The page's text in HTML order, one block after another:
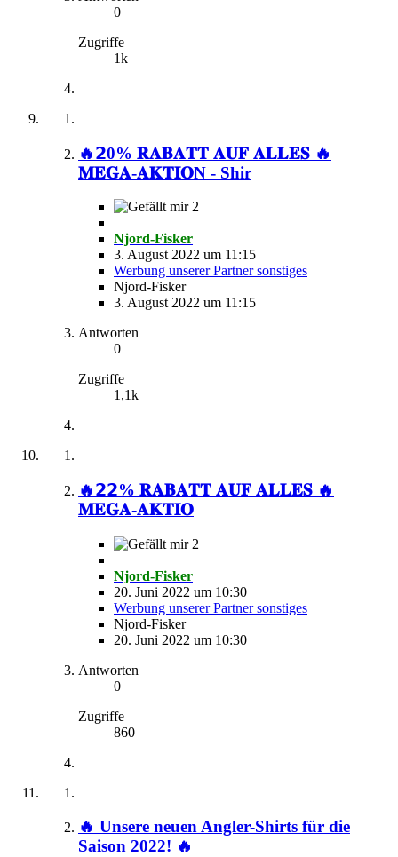
0
Zugriffe
1k
🔥𝟮0% 𝐑𝐀𝐁𝐀𝐓𝐓 𝐀𝐔𝐅 𝐀𝐋𝐋𝐄𝐒 🔥
𝐌𝐄𝐆𝐀-𝐀𝐊𝐓𝐈𝐎N - Shir
2
Njord-Fisker
3. August 2022 um 11:15
Werbung unserer Partner sonstiges
Njord-Fisker
3. August 2022 um 11:15
Antworten
0
Zugriffe
1,1k
🔥𝟮𝟮% 𝐑𝐀𝐁𝐀𝐓𝐓 𝐀𝐔𝐅 𝐀𝐋𝐋𝐄𝐒 🔥
𝐌𝐄𝐆𝐀-𝐀𝐊𝐓𝐈𝐎
2
Njord-Fisker
20. Juni 2022 um 10:30
Werbung unserer Partner sonstiges
Njord-Fisker
20. Juni 2022 um 10:30
Antworten
0
Zugriffe
860
🔥 Unsere neuen Angler-Shirts für die
Saison 2022! 🔥